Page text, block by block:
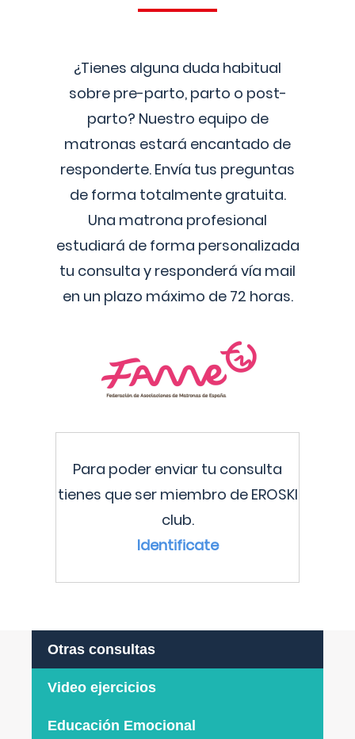
¿Tienes alguna duda habitual
sobre pre-parto, parto o post-
parto? Nuestro equipo de
matronas estará encantado de
responderte. Envía tus preguntas
de forma totalmente gratuita.
Una matrona profesional
estudiará de forma personalizada
tu consulta y responderá vía mail
en un plazo máximo de 72 horas.
Para poder enviar tu consulta
tienes que ser miembro de EROSKI
club.
Identificate
Otras consultas
Video ejercicios
Educación Emocional